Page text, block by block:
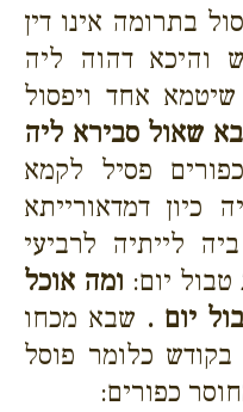
בתרומה אינו דין
והיכא דהוה ליה
אחד ויפסול
שאול סבירא ליה
פסיל לקמא
כיון דמדאורייתא
לייתיה לרביעי
יום: ומה אוכל
יום . שבא מכחו
כלומר פוסל
כפורים: